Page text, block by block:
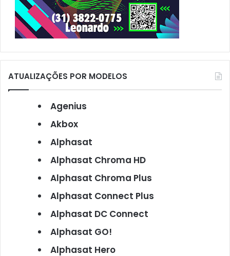
ATUALIZAÇÕES POR MODELOS
Agenius
Akbox
Alphasat
Alphasat Chroma HD
Alphasat Chroma Plus
Alphasat Connect Plus
Alphasat DC Connect
Alphasat GO!
Alphasat Hero